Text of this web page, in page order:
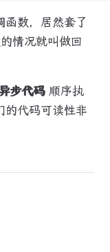
函数，居然套了
情况就叫做回
步代码顺序执
的代码可读性非